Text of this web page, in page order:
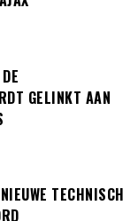
GELINKT AAN
TECHNISCH